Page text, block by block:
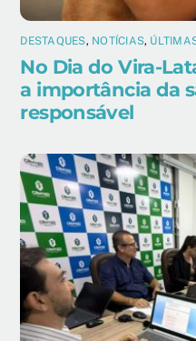
DESTAQUES, NOTÍCIAS,
No Dia do Vira-
a importância da
responsável